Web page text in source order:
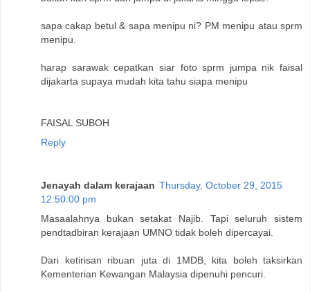
sapa cakap betul & sapa menipu ni? PM menipu atau sprm
menipu.
harap sarawak cepatkan siar foto sprm jumpa nik faisal
dijakarta supaya mudah kita tahu siapa menipu
FAISAL SUBOH
Reply
Jenayah dalam kerajaan Thursday, October 29, 2015
12:50:00 pm
Masaalahnya bukan setakat Najib. Tapi seluruh sistem
pendtadbiran kerajaan UMNO tidak boleh dipercayai.
Dari ketirisan ribuan juta di 1MDB, kita boleh taksirkan
Kementerian Kewangan Malaysia dipenuhi pencuri.